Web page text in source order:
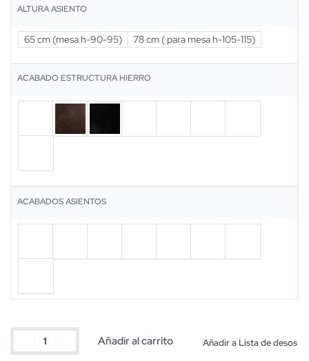
ALTURA ASIENTO
65 cm (mesa h-90-95) 78 cm ( para mesa h-105-115)
ACABADO ESTRUCTURA HIERRO
ACABADOS ASIENTOS
Añadir al carrito Añadir a Lista de desos